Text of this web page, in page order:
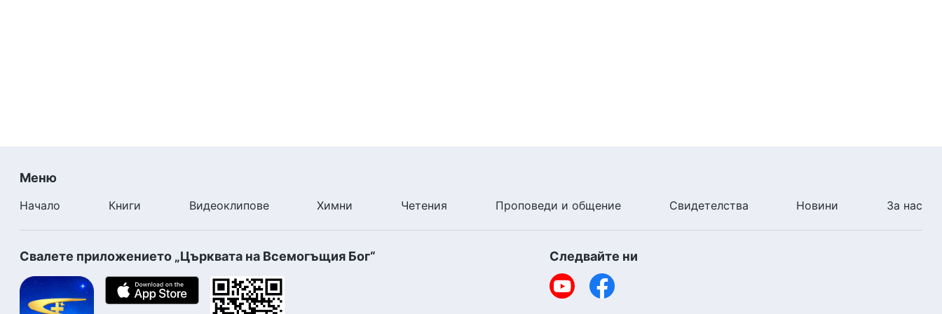
10:01
Познаване на Божието дело |
Меню
Начало Книги Видеоклипове Химни Четения Проповеди и общение Свидетелства Новини За нас
Свалете приложението „Църквата на Всемогъщия Бог“ Следвайте ни